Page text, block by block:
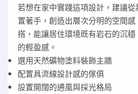
若想在家中實踐這項設計，建議
置著手，創造出層次分明的空間
搭，能讓居住環境既有岩石的沉
的輕盈感。
選用天然礦物塗料裝飾主牆
配置具流線設計感的傢俱
設置開闊的通風與採光格局